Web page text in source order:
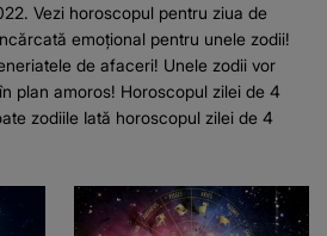
Vezi horoscopul pentru ziua de
emoțional pentru unele zodii!
de afaceri! Unele zodii vor
plan amoros! Horoscopul zilei de 4
zodiile Iată horoscopul zilei de 4